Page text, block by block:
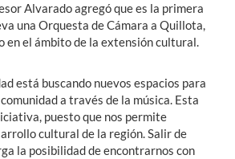
Alvarado agregó que es la primera
una Orquesta de Cámara a Quillota,
en el ámbito de la extensión cultural.
está buscando nuevos espacios para
a través de la música. Esta
puesto que nos permite
cultural de la región. Salir de
la posibilidad de encontrarnos con